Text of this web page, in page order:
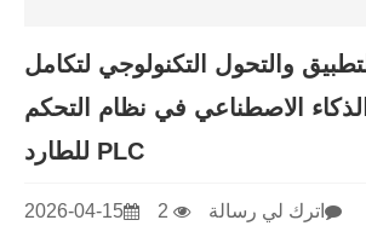
والتحول التكنولوجي لتكامل
الذكاء الاصطناعي في نظام التحكم
PLC للطارد
2026-04-15 اترك لي رسالة